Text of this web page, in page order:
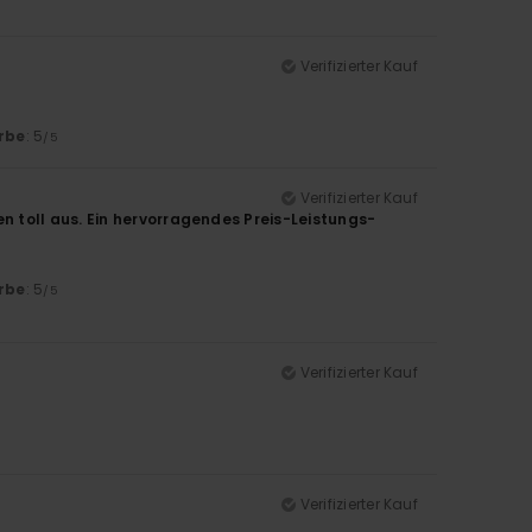
Verifizierter Kauf
: 5/5
Verifizierter Kauf
toll aus. Ein hervorragendes Preis-Leistungs-
: 5/5
Verifizierter Kauf
Verifizierter Kauf